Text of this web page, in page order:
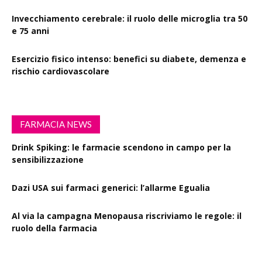
Invecchiamento cerebrale: il ruolo delle microglia tra 50
e 75 anni
Esercizio fisico intenso: benefici su diabete, demenza e
rischio cardiovascolare
FARMACIA NEWS
Drink Spiking: le farmacie scendono in campo per la
sensibilizzazione
Dazi USA sui farmaci generici: l’allarme Egualia
Al via la campagna Menopausa riscriviamo le regole: il
ruolo della farmacia